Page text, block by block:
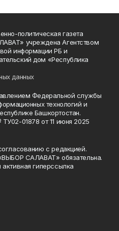
политическая газета
учреждена Агентством
информации РБ и
дом «Республика
данных
Федеральной службы
технологий и
Башкортостан.
01878 от 11 июня 2025
с редакцией.
САЛАВАТ» обязательна.
гиперссылка